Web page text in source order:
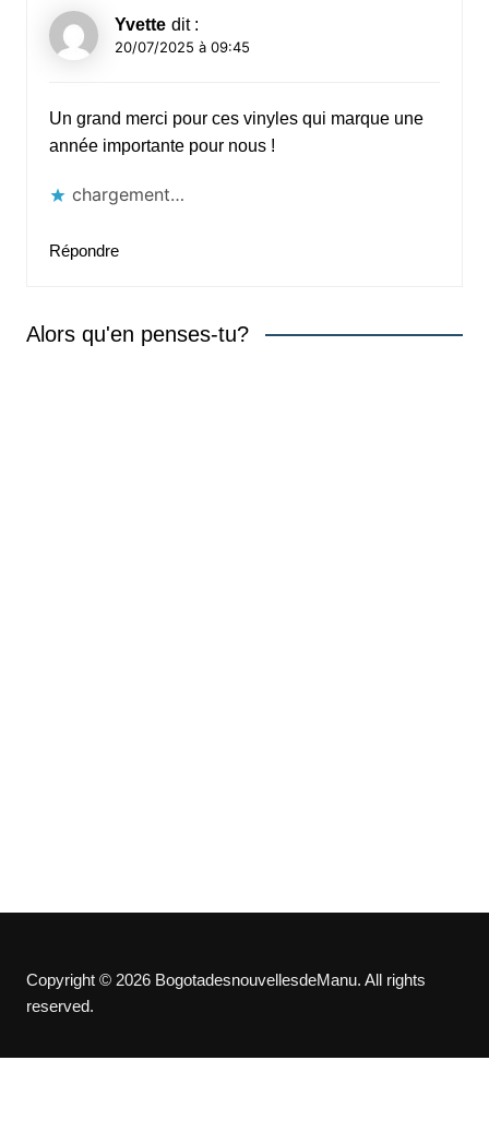
Yvette dit :
20/07/2025 à 09:45
Un grand merci pour ces vinyles qui marque une
année importante pour nous !
chargement…
Répondre
Alors qu'en penses-tu?
Copyright © 2026 BogotadesnouvellesdeManu. All rights
reserved.